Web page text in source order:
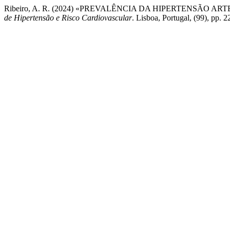
Ribeiro, A. R. (2024) «PREVALÊNCIA DA HIPERTENSÃO
de Hipertensão e Risco Cardiovascular. Lisboa, Portugal, (99), pp.